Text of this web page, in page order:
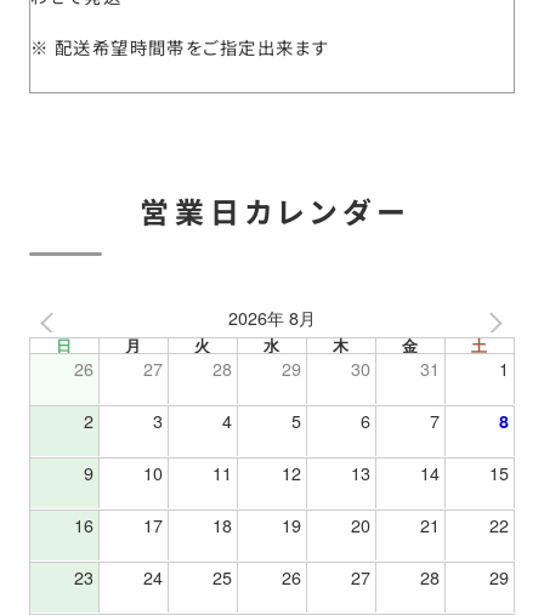
配送希望時間帯をご指定出来ます
営業日カレンダー
2026年 8月
日 月 火 水 木 金 土
26 27 28 29 30 31 1
2 3 4 5 6 7 8
9 10 11 12 13 14 15
16 17 18 19 20 21 22
23 24 25 26 27 28 29